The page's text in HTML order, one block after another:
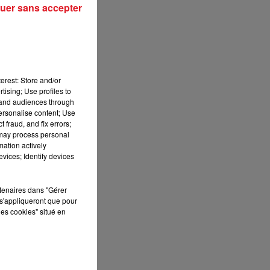
Store and/or
Use profiles to
audiences through
content; Use
fraud, and fix errors;
process personal
actively
Identify devices
dans "Gérer
que pour
cookies" situé en
sans accepter